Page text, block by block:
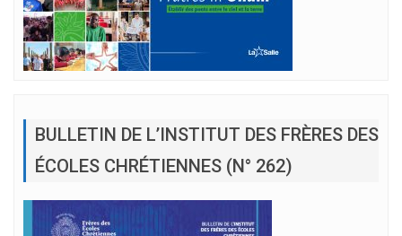
BULLETIN DE L’INSTITUT DES FRÈRES DES
ÉCOLES CHRÉTIENNES (N° 262)